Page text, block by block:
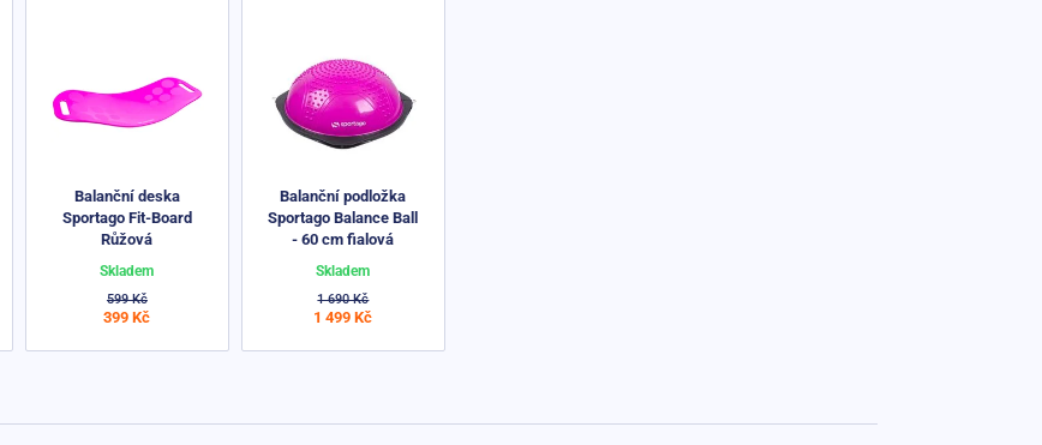
Balanční deska
Sportago Fit-Board
Růžová
599 Kč
399 Kč
Skladem
Balanční podložka
Sportago Balance Ball
- 60 cm fialová
1 690 Kč
1 499 Kč
Skladem